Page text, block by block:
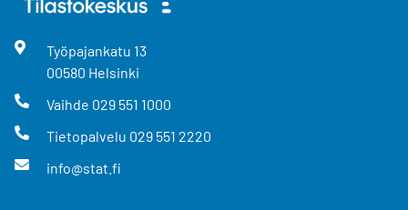
Työpajankatu 13
00580 Helsinki
Vaihde 029 551 1000
Tietopalvelu 029 551 2220
info@stat.fi